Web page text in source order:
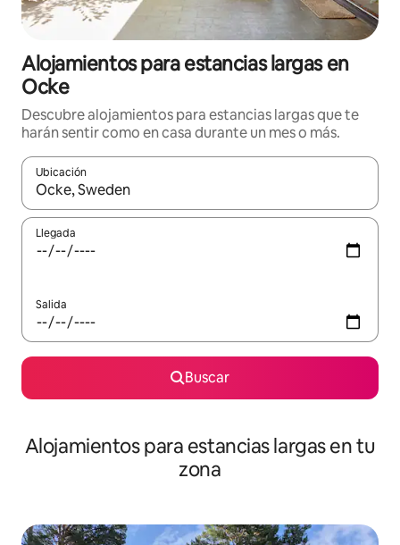
Alojamientos para estancias largas en
Ocke
Descubre alojamientos para estancias largas que te
harán sentir como en casa durante un mes o más.
Ubicación
Cuando los resultados estén disponibles, podrás navegar
Llegada
Salida
Buscar
Alojamientos para estancias largas en tu
zona